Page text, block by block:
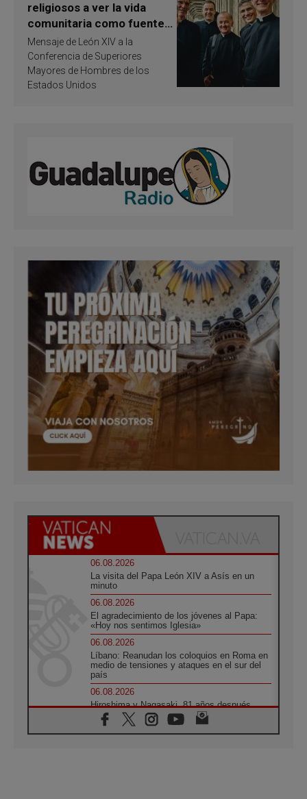
religiosos a ver la vida
comunitaria como fuente
de inspiración y
santificación
Mensaje de León XIV a la
Conferencia de Superiores
Mayores de Hombres de los
Estados Unidos
06.08.2026
La visita del Papa León XIV a Asís en un
minuto
06.08.2026
El agradecimiento de los jóvenes al Papa:
«Hoy nos sentimos Iglesia»
06.08.2026
Líbano: Reanudan los coloquios en Roma en
medio de tensiones y ataques en el sur del
país
06.08.2026
Hiroshima y Nagasaki, 81 años después.
Comienzan "Diez Días Oración por la Paz"
06.08.2026